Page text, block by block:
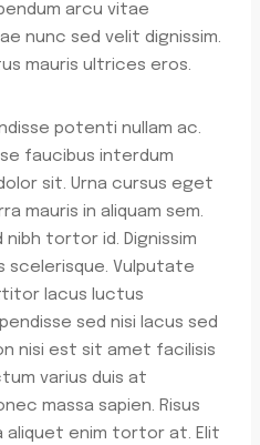
arcu vitae
nunc sed velit dignissim.
mauris ultrices eros.
potenti nullam ac.
faucibus interdum
sit. Urna cursus eget
mauris in aliquam sem.
tortor id. Dignissim
scelerisque. Vulputate
lacus luctus
sed nisi lacus sed
nisi est sit amet facilisis
varius duis at
massa sapien. Risus
aliquet enim tortor at. Elit